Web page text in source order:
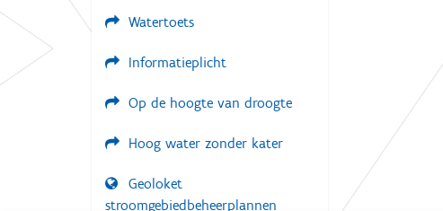
Watertoets
Informatieplicht
Op de hoogte van droogte
Hoog water zonder kater
Geoloket
stroomgebiedbeheerplannen